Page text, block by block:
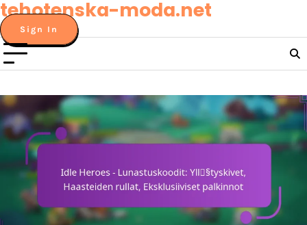
Skip
to
content
tehotenska-moda.net
Sign In